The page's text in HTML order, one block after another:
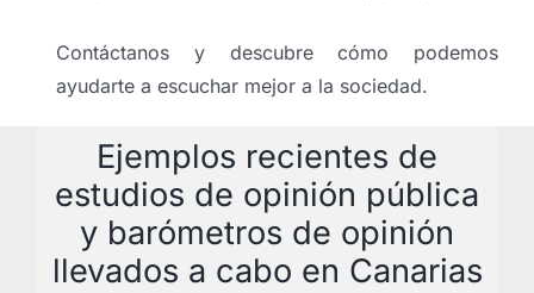
Contáctanos y descubre cómo podemos
ayudarte a escuchar mejor a la sociedad.
Ejemplos recientes de
estudios de opinión pública
y barómetros de opinión
llevados a cabo en Canarias